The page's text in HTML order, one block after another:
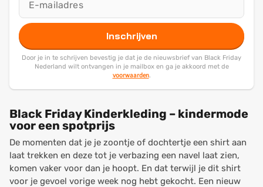
Inschrijven
Door je in te schrijven bevestig je dat je de nieuwsbrief van Black Friday
Nederland wilt ontvangen in je mailbox en ga je akkoord met de
voorwaarden.
Black Friday Kinderkleding – kindermode
voor een spotprijs
De momenten dat je je zoontje of dochtertje een shirt aan
laat trekken en deze tot je verbazing een navel laat zien,
komen vaker voor dan je hoopt. En dat terwijl je dit shirt
voor je gevoel vorige week nog hebt gekocht. Een nieuw